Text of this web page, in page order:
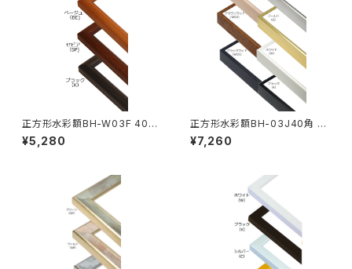
正方形水彩額BH-W03F 40角
400×400ミリ
¥5,280
正方形水彩額BH-03J40角 4
00×400ミリ
¥7,260